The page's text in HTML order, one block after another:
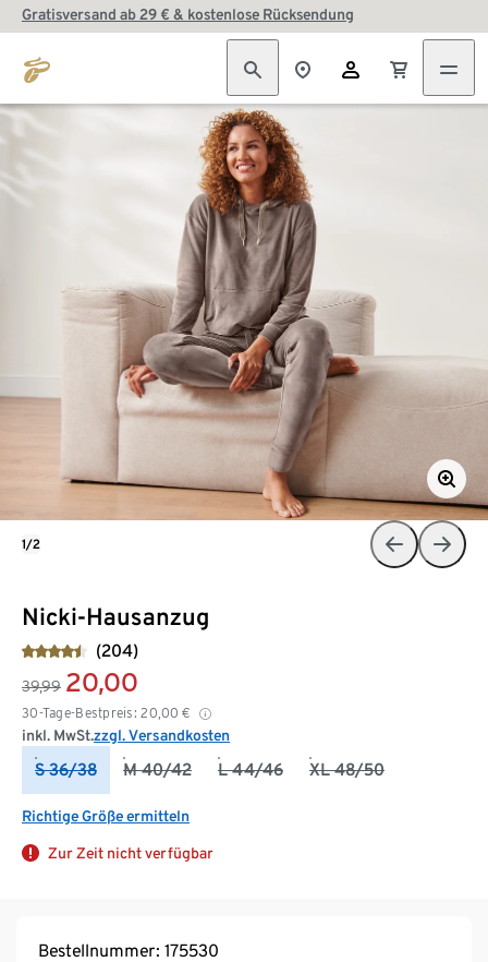
Gratisversand ab 29 € & kostenlose Rücksendung
Nicki-Hausanzug
(204)
39,99 20,00
30-Tage-Bestpreis: 20,00 €
inkl. MwSt.zzgl. Versandkosten
S 36/38 M 40/42 L 44/46 XL 48/50
Richtige Größe ermitteln
Zur Zeit nicht verfügbar
1/2
Bestellnummer: 175530